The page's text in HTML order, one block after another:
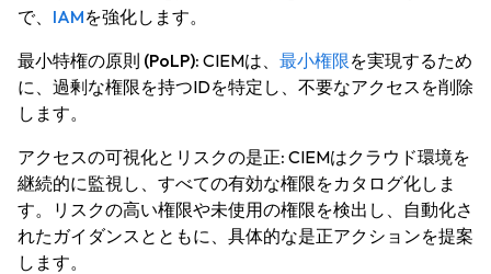
で、 IAMを強化します。
最小特権の原則 (PoLP): CIEMは、 最小権限を実現するため
に、過剰な権限を持つIDを特定し、不要なアクセスを削除
します。
アクセスの可視化とリスクの是正: CIEMはクラウド環境を
継続的に監視し、すべての有効な権限をカタログ化しま
す。リスクの高い権限や未使用の権限を検出し、自動化さ
れたガイダンスとともに、具体的な是正アクションを提案
します。